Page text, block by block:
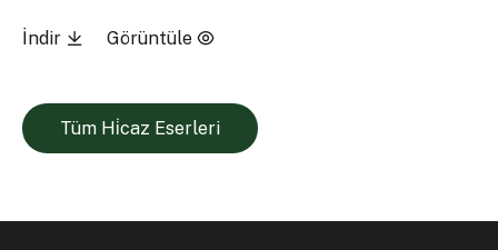
İndir Görüntüle
Tüm Hi̇caz Eserleri